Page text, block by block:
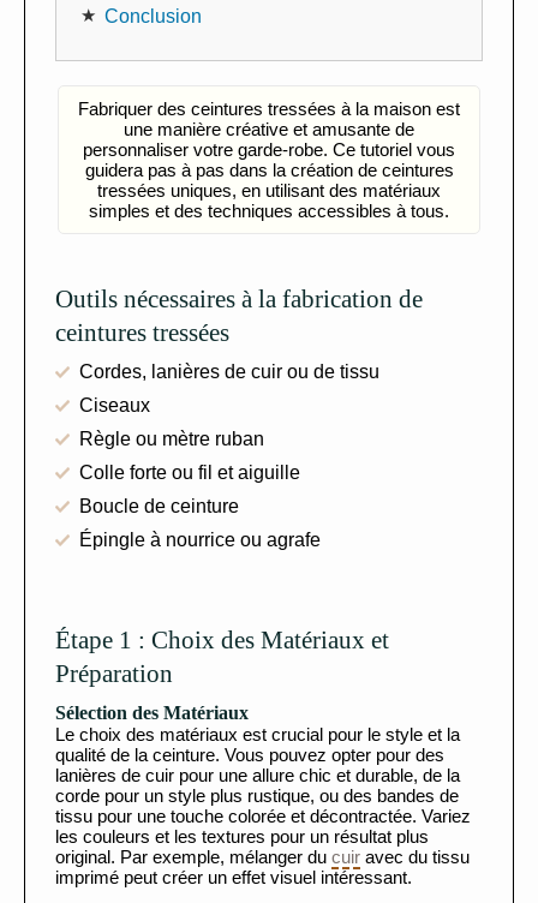
Conclusion
Fabriquer des ceintures tressées à la maison est
une manière créative et amusante de
personnaliser votre garde-robe. Ce tutoriel vous
guidera pas à pas dans la création de ceintures
tressées uniques, en utilisant des matériaux
simples et des techniques accessibles à tous.
Outils nécessaires à la fabrication de
ceintures tressées
Cordes, lanières de cuir ou de tissu
Ciseaux
Règle ou mètre ruban
Colle forte ou fil et aiguille
Boucle de ceinture
Épingle à nourrice ou agrafe
Étape 1 : Choix des Matériaux et
Préparation
Sélection des Matériaux
Le choix des matériaux est crucial pour le style et la
qualité de la ceinture. Vous pouvez opter pour des
lanières de cuir pour une allure chic et durable, de la
corde pour un style plus rustique, ou des bandes de
tissu pour une touche colorée et décontractée. Variez
les couleurs et les textures pour un résultat plus
original. Par exemple, mélanger du cuir avec du tissu
imprimé peut créer un effet visuel intéressant.